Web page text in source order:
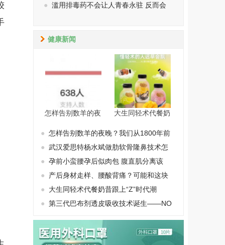
● 滥用排毒药不会让人青春永驻 反而会
健康新闻
怎样告别数羊的夜 大生同轻术代餐奶
● 怎样告别数羊的夜晚？我们从1800年前
● 武汉爱思特杨水斌做肋软骨隆鼻技术怎
● 孕前小蛮腰孕后似肉包 腹直肌分离该
●
产后身材走样、腰酸背痛？可能和这块
●
大生同轻术代餐奶昔跟上“Z”时代潮
● 第三代巴布剂透皮吸收技术诞生——NO